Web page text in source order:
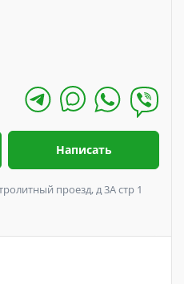
Написать
проезд, д 3А стр 1